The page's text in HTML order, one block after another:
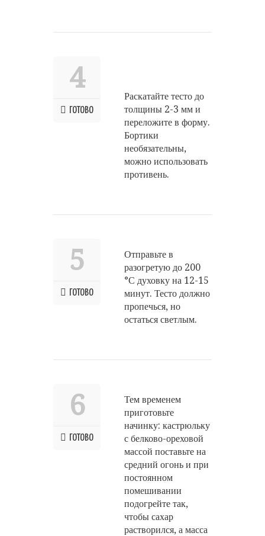
4
ГОТОВО
Раскатайте тесто до
толщины 2-3 мм и
переложите в форму.
Бортики
необязательны,
можно использовать
противень.
5
ГОТОВО
Отправьте в
разогретую до 200
°С духовку на 12-15
минут. Тесто должно
пропечься, но
остаться светлым.
6
ГОТОВО
Тем временем
приготовьте
начинку: кастрюльку
с белково-ореховой
массой поставьте на
средний огонь и при
постоянном
помешивании
подогрейте так,
чтобы сахар
растворился, а масса